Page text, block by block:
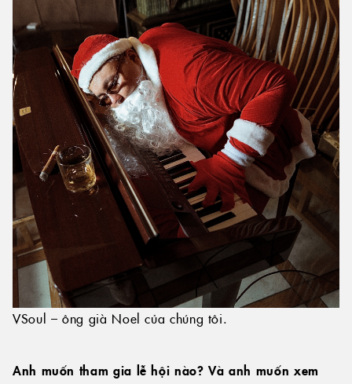
VSoul – ông già Noel của chúng tôi.
Anh muốn tham gia lễ hội nào? Và anh muốn xem